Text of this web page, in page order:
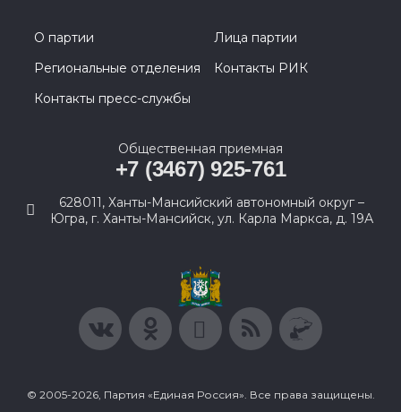
О партии
Лица партии
Региональные отделения
Контакты РИК
Контакты пресс-службы
Общественная приемная
+7 (3467) 925-761
628011, Ханты-Мансийский автономный округ –
Югра, г. Ханты-Мансийск, ул. Карла Маркса, д. 19А
© 2005-2026, Партия «Единая Россия». Все права защищены.